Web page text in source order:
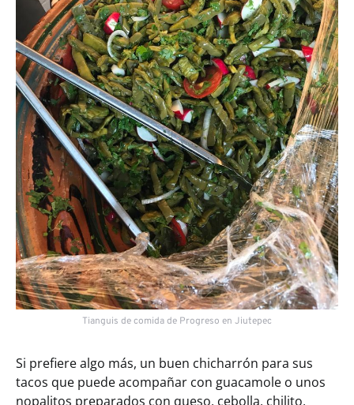
Tianguis de comida de Progreso en Jiutepec
Si prefiere algo más, un buen chicharrón para sus
tacos que puede acompañar con guacamole o unos
nopalitos preparados con queso, cebolla, chilito,